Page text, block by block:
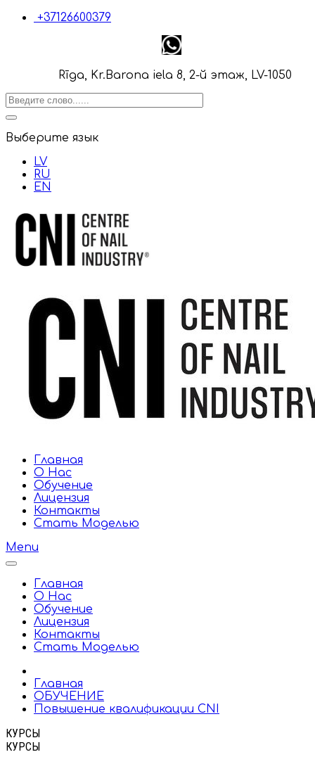
+37126600379
Rīga, Kr.Barona iela 8, 2-й этаж, LV-1050
Выберите язык
LV
RU
EN
Главная
О Нас
Обучение
Лицензия
Контакты
Стать Моделью
Menu
Главная
О Нас
Обучение
Лицензия
Контакты
Стать Моделью
Главная
ОБУЧЕНИЕ
Повышение квалификации CNI
КУРСЫ
КУРСЫ